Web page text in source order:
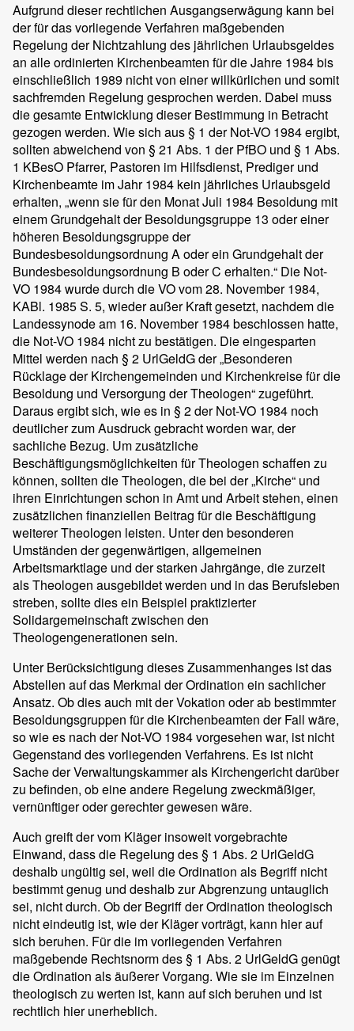
Aufgrund dieser rechtlichen Ausgangserwägung kann bei
der für das vorliegende Verfahren maßgebenden
Regelung der Nichtzahlung des jährlichen Urlaubsgeldes
an alle ordinierten Kirchenbeamten für die Jahre 1984 bis
einschließlich 1989 nicht von einer willkürlichen und somit
sachfremden Regelung gesprochen werden. Dabei muss
die gesamte Entwicklung dieser Bestimmung in Betracht
gezogen werden. Wie sich aus § 1 der Not-VO 1984 ergibt,
sollten abweichend von § 21 Abs. 1 der PfBO und § 1 Abs.
1 KBesO Pfarrer, Pastoren im Hilfsdienst, Prediger und
Kirchenbeamte im Jahr 1984 kein jährliches Urlaubsgeld
erhalten, „wenn sie für den Monat Juli 1984 Besoldung mit
einem Grundgehalt der Besoldungsgruppe 13 oder einer
höheren Besoldungsgruppe der
Bundesbesoldungsordnung A oder ein Grundgehalt der
Bundesbesoldungsordnung B oder C erhalten.“ Die Not-
VO 1984 wurde durch die VO vom 28. November 1984,
KABl. 1985 S. 5, wieder außer Kraft gesetzt, nachdem die
Landessynode am 16. November 1984 beschlossen hatte,
die Not-VO 1984 nicht zu bestätigen. Die eingesparten
Mittel werden nach § 2 UrlGeldG der „Besonderen
Rücklage der Kirchengemeinden und Kirchenkreise für die
Besoldung und Versorgung der Theologen“ zugeführt.
Daraus ergibt sich, wie es in § 2 der Not-VO 1984 noch
deutlicher zum Ausdruck gebracht worden war, der
sachliche Bezug. Um zusätzliche
Beschäftigungsmöglichkeiten für Theologen schaffen zu
können, sollten die Theologen, die bei der „Kirche“ und
ihren Einrichtungen schon in Amt und Arbeit stehen, einen
zusätzlichen finanziellen Beitrag für die Beschäftigung
weiterer Theologen leisten. Unter den besonderen
Umständen der gegenwärtigen, allgemeinen
Arbeitsmarktlage und der starken Jahrgänge, die zurzeit
als Theologen ausgebildet werden und in das Berufsleben
streben, sollte dies ein Beispiel praktizierter
Solidargemeinschaft zwischen den
Theologengenerationen sein.
Unter Berücksichtigung dieses Zusammenhanges ist das
Abstellen auf das Merkmal der Ordination ein sachlicher
Ansatz. Ob dies auch mit der Vokation oder ab bestimmter
Besoldungsgruppen für die Kirchenbeamten der Fall wäre,
so wie es nach der Not-VO 1984 vorgesehen war, ist nicht
Gegenstand des vorliegenden Verfahrens. Es ist nicht
Sache der Verwaltungskammer als Kirchengericht darüber
zu befinden, ob eine andere Regelung zweckmäßiger,
vernünftiger oder gerechter gewesen wäre.
Auch greift der vom Kläger insoweit vorgebrachte
Einwand, dass die Regelung des § 1 Abs. 2 UrlGeldG
deshalb ungültig sei, weil die Ordination als Begriff nicht
bestimmt genug und deshalb zur Abgrenzung untauglich
sei, nicht durch. Ob der Begriff der Ordination theologisch
nicht eindeutig ist, wie der Kläger vorträgt, kann hier auf
sich beruhen. Für die im vorliegenden Verfahren
maßgebende Rechtsnorm des § 1 Abs. 2 UrlGeldG genügt
die Ordination als äußerer Vorgang. Wie sie im Einzelnen
theologisch zu werten ist, kann auf sich beruhen und ist
rechtlich hier unerheblich.